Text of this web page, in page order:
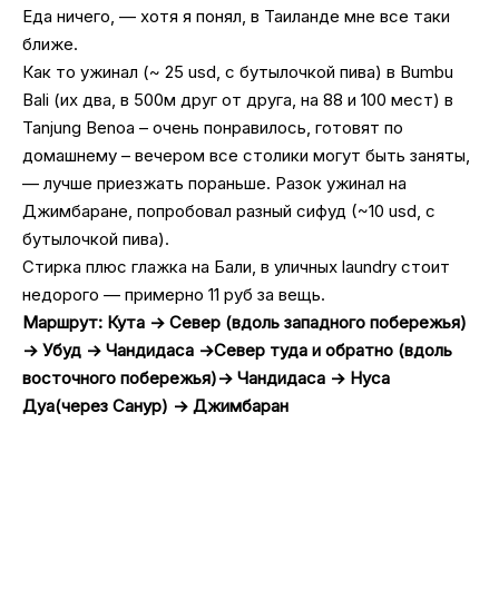
Еда ничего, — хотя я понял, в Таиланде мне все таки
ближе.
Как то ужинал (~ 25 usd, с бутылочкой пива) в Bumbu
Bali (их два, в 500м друг от друга, на 88 и 100 мест) в
Tanjung Benoa – очень понравилось, готовят по
домашнему – вечером все столики могут быть заняты,
— лучше приезжать пораньше. Разок ужинал на
Джимбаране, попробовал разный сифуд (~10 usd, с
бутылочкой пива).
Стирка плюс глажка на Бали, в уличных laundry стоит
недорого — примерно 11 руб за вещь.
Маршрут: Кута -> Cевер (вдоль западного побережья)
-> Убуд -> Чандидаса ->Север туда и обратно (вдоль
восточного побережья)-> Чандидаса -> Нуса
Дуа(через Санур) -> Джимбаран